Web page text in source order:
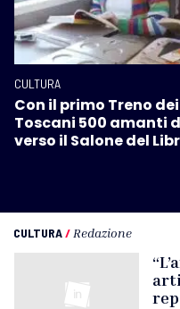
CULTURA
Con il primo Treno
Toscani 500 amanti
verso il Salone del
CULTURA/ Redazione